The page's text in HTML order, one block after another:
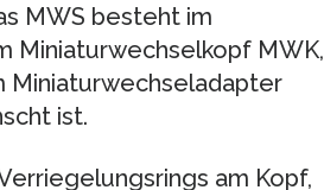
MWS besteht im
Miniaturwechselkopf MWK,
Miniaturwechseladapter
ist.
am Kopf,